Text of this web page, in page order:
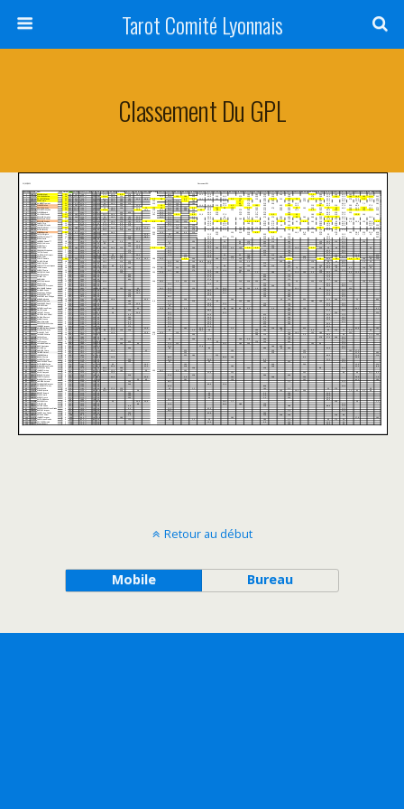
Tarot Comité Lyonnais
Classement Du GPL
Retour au début
Mobile Bureau